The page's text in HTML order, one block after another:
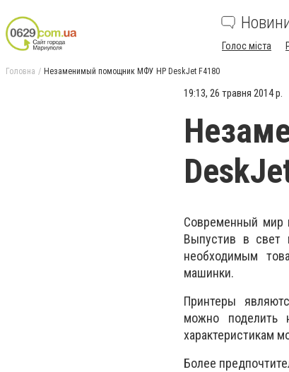
Голос міста
Головна Незаменимый помощник МФУ HP DeskJet F4180
19:13, 26 травня 2014 р.
Современный мир
Выпустив в свет
необходимым
машинки.
Принтеры
можно
характеристикам
Более